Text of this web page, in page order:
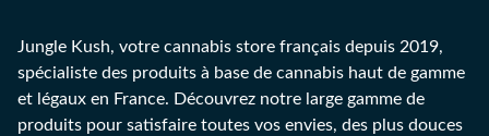
Jungle Kush, votre cannabis store français depuis 2019,
spécialiste des produits à base de cannabis haut de gamme
et légaux en France. Découvrez notre large gamme de
produits pour satisfaire toutes vos envies, des plus douces